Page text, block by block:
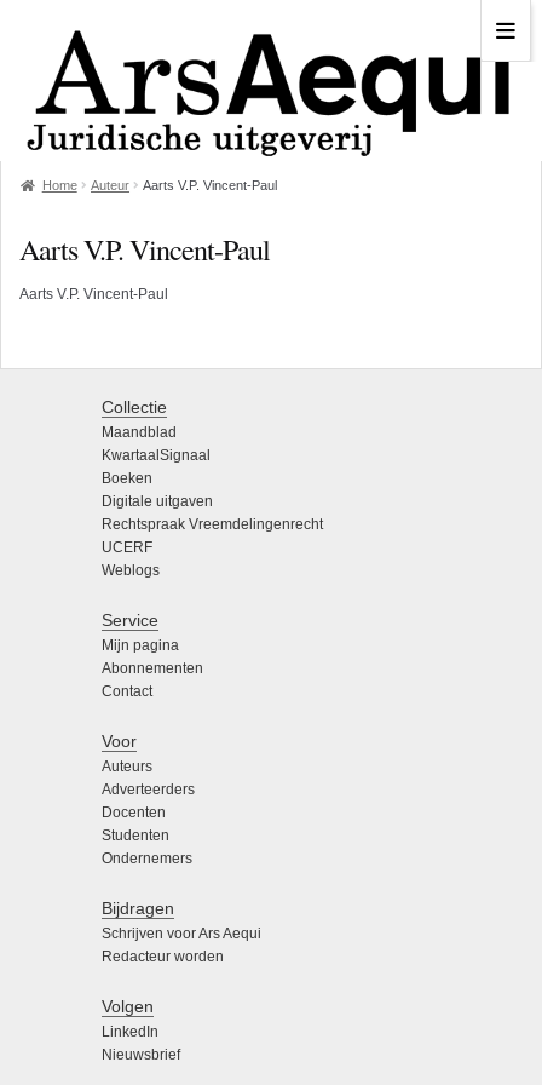
Home Auteur Aarts V.P. Vincent-Paul
Aarts V.P. Vincent-Paul
Aarts V.P. Vincent-Paul
Collectie
Maandblad
KwartaalSignaal
Boeken
Digitale uitgaven
Rechtspraak Vreemdelingenrecht
UCERF
Weblogs
Service
Mijn pagina
Abonnementen
Contact
Voor
Auteurs
Adverteerders
Docenten
Studenten
Ondernemers
Bijdragen
Schrijven voor Ars Aequi
Redacteur worden
Volgen
LinkedIn
Nieuwsbrief